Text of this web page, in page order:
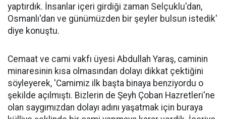
yaptırdık. İnsanlar içeri girdiği zaman Selçuklu'dan,
Osmanlı'dan ve günümüzden bir şeyler bulsun istedik'
diye konuştu.
Cemaat ve cami vakfı üyesi Abdullah Yaraş, caminin
minaresinin kısa olmasından dolayı dikkat çektiğini
söyleyerek, 'Camimiz ilk başta binaya benziyordu o
şekilde açılmıştı. Bizlerin de Şeyh Çoban Hazretleri'ne
olan saygımızdan dolayı adını yaşatmak için buraya